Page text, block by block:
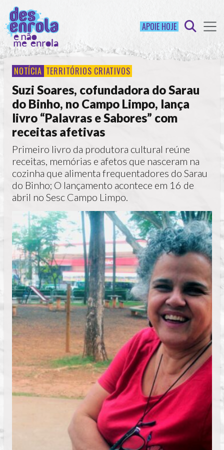
APOIE HOJE
NOTÍCIA TERRITÓRIOS CRIATIVOS
Suzi Soares, cofundadora do Sarau
do Binho, no Campo Limpo, lança
livro “Palavras e Sabores” com
receitas afetivas
Primeiro livro da produtora cultural reúne
receitas, memórias e afetos que nasceram na
cozinha que alimenta frequentadores do Sarau
do Binho; O lançamento acontece em 16 de
abril no Sesc Campo Limpo.